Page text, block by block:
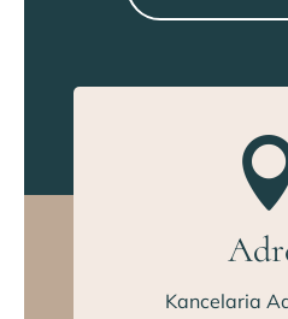
Kancelaria